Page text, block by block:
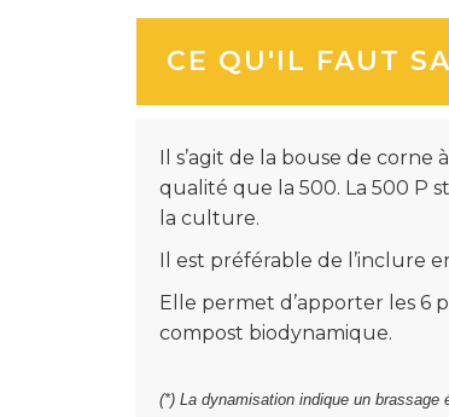
CE QU'IL FAUT
Il s’agit de la bouse de
qualité que la 500. La 500 P
la culture.
Il est préférable de l’inclure
Elle permet d’apporter les 6
compost biodynamique.
(*) La dynamisation indique un